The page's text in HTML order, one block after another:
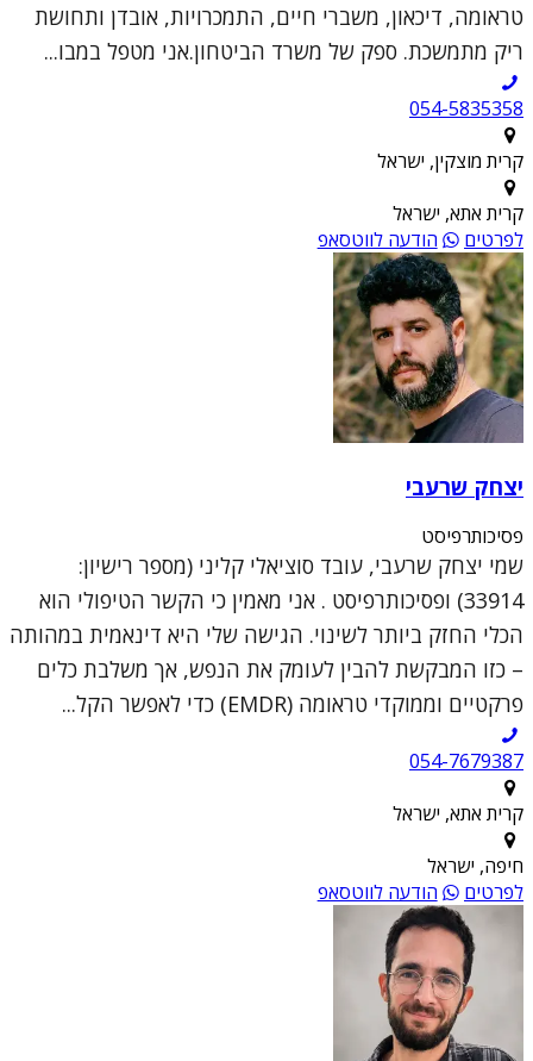
טראומה, דיכאון, משברי חיים, התמכרויות, אובדן ותחושת
ריק מתמשכת. ספק של משרד הביטחון.אני מטפל במבו...
054-5835358
קרית מוצקין, ישראל
קרית אתא, ישראל
לפרטים
הודעה לווטסאפ
יצחק שרעבי
פסיכותרפיסט
שמי יצחק שרעבי, עובד סוציאלי קליני (מספר רישיון:
33914) ופסיכותרפיסט . אני מאמין כי הקשר הטיפולי הוא
הכלי החזק ביותר לשינוי. הגישה שלי היא דינאמית במהותה
– כזו המבקשת להבין לעומק את הנפש, אך משלבת כלים
פרקטיים וממוקדי טראומה (EMDR) כדי לאפשר הקל...
054-7679387
קרית אתא, ישראל
חיפה, ישראל
לפרטים
הודעה לווטסאפ